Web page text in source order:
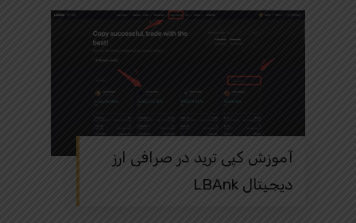
آموزش کپی ترید در صرافی ارز
دیجیتال LBAnk